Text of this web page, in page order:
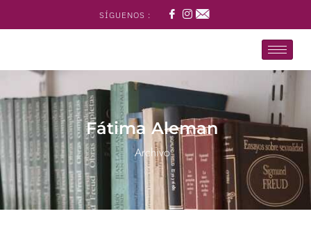
SÍGUENOS :
Fátima Aleman
Archivo